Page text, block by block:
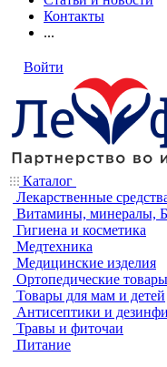
Контакты
...
Войти
Каталог
Лекарственные
Витамины, минералы,
Гигиена и косметика
Медтехника
Медицинские изделия
Ортопедические товары
Товары для мам и детей
Антисептики и
Травы и фиточаи
Питание